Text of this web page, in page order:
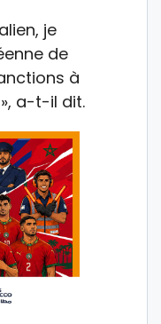
je
de
à
a-t-il dit.